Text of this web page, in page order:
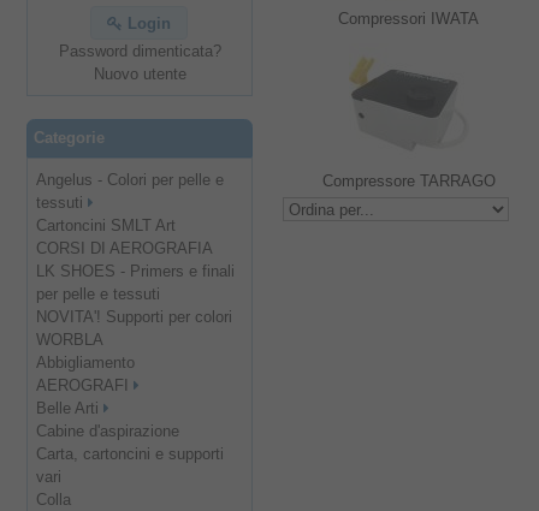
Login
Password dimenticata?
Nuovo utente
Categorie
Angelus - Colori per pelle e
tessuti
Cartoncini SMLT Art
CORSI DI AEROGRAFIA
LK SHOES - Primers e finali
per pelle e tessuti
NOVITA'! Supporti per colori
WORBLA
Abbigliamento
AEROGRAFI
Belle Arti
Cabine d'aspirazione
Carta, cartoncini e supporti
vari
Colla
Compressori IWATA
Compressore TARRAGO